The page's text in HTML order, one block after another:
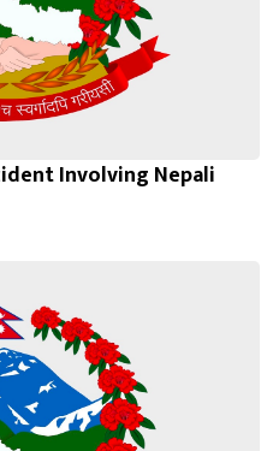
Involving Nepali